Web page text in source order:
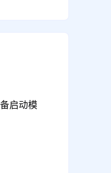
启动模